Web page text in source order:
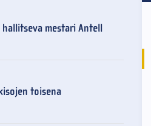
mestari Antell
toisena